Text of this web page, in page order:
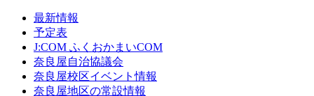
最新情報
予定表
J:COM ふくおかまいCOM
奈良屋自治協議会
奈良屋校区イベント情報
奈良屋地区の常設情報